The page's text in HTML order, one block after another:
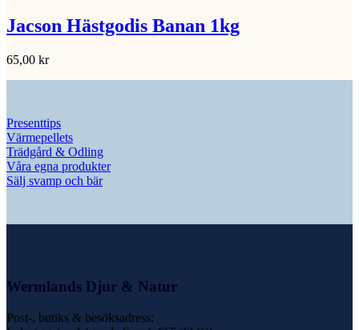
Jacson Hästgodis Banan 1kg
65,00 kr
Presenttips
Värmepellets
Trädgård & Odling
Våra egna produkter
Sälj svamp och bär
Wermlands Djur & Natur
Post-, butiks & besöksadress: